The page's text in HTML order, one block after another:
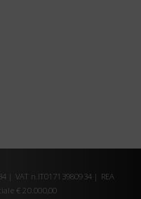
| VAT n.IT01713980934 | REA
€ 20.000,00